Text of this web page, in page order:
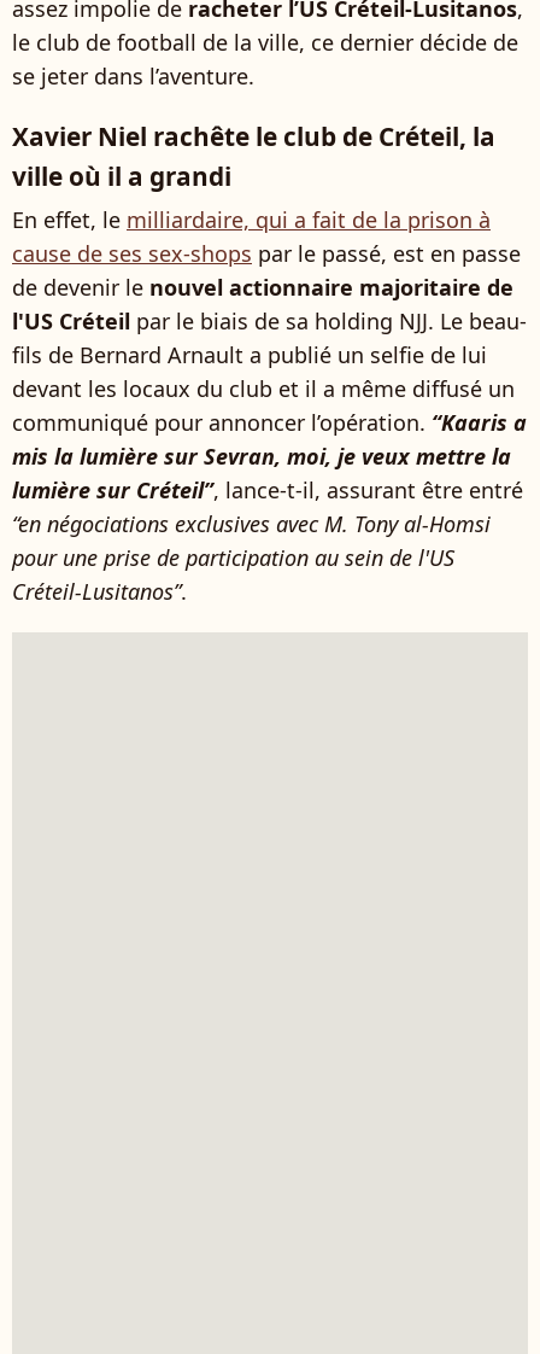
assez impolie de racheter l’US Créteil-Lusitanos,
le club de football de la ville, ce dernier décide de
se jeter dans l’aventure.
Xavier Niel rachête le club de Créteil, la
ville où il a grandi
En effet, le milliardaire, qui a fait de la prison à
cause de ses sex-shops par le passé, est en passe
de devenir le nouvel actionnaire majoritaire de
l'US Créteil par le biais de sa holding NJJ. Le beau-
fils de Bernard Arnault a publié un selfie de lui
devant les locaux du club et il a même diffusé un
communiqué pour annoncer l’opération. “Kaaris a
mis la lumière sur Sevran, moi, je veux mettre la
lumière sur Créteil”, lance-t-il, assurant être entré
“en négociations exclusives avec M. Tony al-Homsi
pour une prise de participation au sein de l'US
Créteil-Lusitanos”.